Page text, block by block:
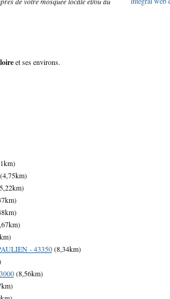
et ses environs.
- 43350(8,34km)
(8,56km)